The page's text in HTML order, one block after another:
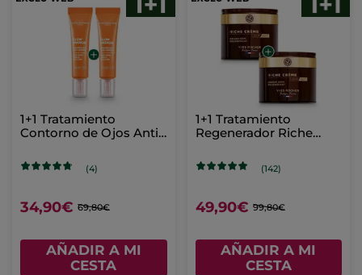
1+1 Tratamiento
Contorno de Ojos Anti-
(4)
34,90€ 69,80€
AÑADIR A MI
CESTA
1+1 Tratamiento
Regenerador Riche
(142)
49,90€ 99,80€
AÑADIR A MI
CESTA